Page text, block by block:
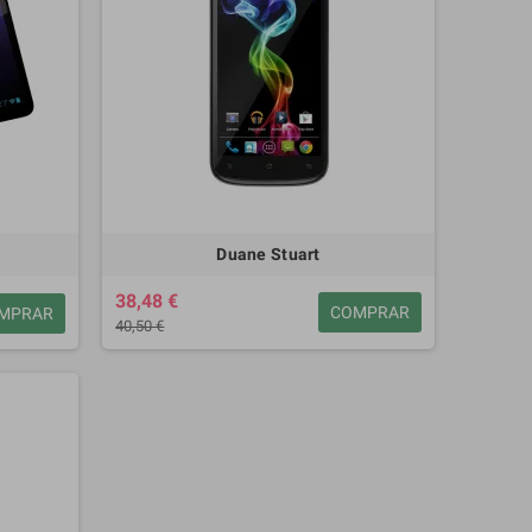
Duane Stuart
38,48 €
40,50 €
COMPRAR